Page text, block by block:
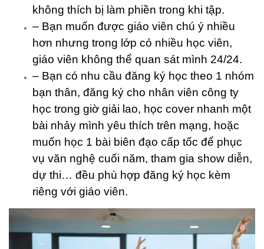
không thích bị làm phiền trong khi tập.
– Bạn muốn được giáo viên chú ý nhiều
hơn nhưng trong lớp có nhiều học viên,
giáo viên không thể quan sát mình 24/24.
– Bạn có nhu cầu đăng ký học theo 1 nhóm
bạn thân, đăng ký cho nhân viên công ty
học trong giờ giải lao, học cover nhanh một
bài nhảy mình yêu thích trên mạng, hoặc
muốn học 1 bài biên đạo cấp tốc để phục
vụ văn nghệ cuối năm, tham gia show diễn,
dự thi… đều phù hợp đăng ký học kèm
riêng với giáo viên.